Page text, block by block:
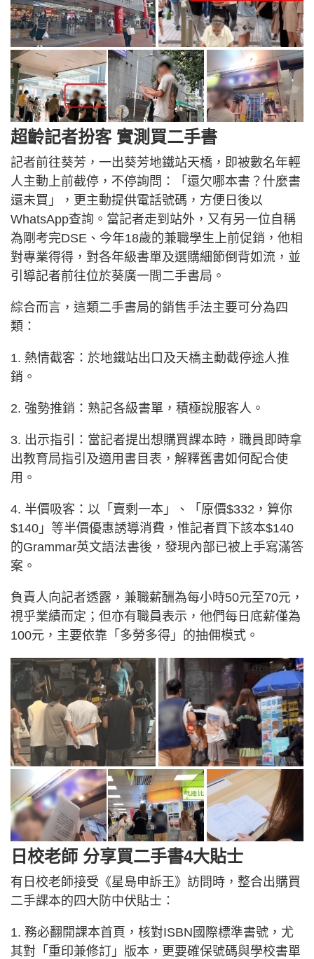
超齡記者扮客 實測買二手書
記者前往葵芳，一出葵芳地鐵站天橋，即被數名年輕
人主動上前截停，不停詢問：「還欠哪本書？什麼書
還未買」，更主動提供電話號碼，方便日後以
WhatsApp查詢。當記者走到站外，又有另一位自稱
為剛考完DSE、今年18歲的兼職學生上前促銷，他相
對專業得得，對各年級書單及選購細節倒背如流，並
引導記者前往位於葵廣一間二手書局。
綜合而言，這類二手書局的銷售手法主要可分為四
類：
1. 熱情截客：於地鐵站出口及天橋主動截停途人推
銷。
2. 強勢推銷：熟記各級書單，積極說服客人。
3. 出示指引：當記者提出想購買課本時，職員即時拿
出教育局指引及適用書目表，解釋舊書如何配合使
用。
4. 半價吸客：以「賣剩一本」、「原價$332，算你
$140」等半價優惠誘導消費，惟記者買下該本$140
的Grammar英文語法書後，發現內部已被上手寫滿答
案。
負責人向記者透露，兼職薪酬為每小時50元至70元，
視乎業績而定；但亦有職員表示，他們每日底薪僅為
100元，主要依靠「多勞多得」的抽佣模式。
日校老師 分享買二手書4大貼士
有日校老師接受《星島申訴王》訪問時，整合出購買
二手課本的四大防中伏貼士：
1. 務必翻開課本首頁，核對ISBN國際標準書號，尤
其對「重印兼修訂」版本，更要確保號碼與學校書單